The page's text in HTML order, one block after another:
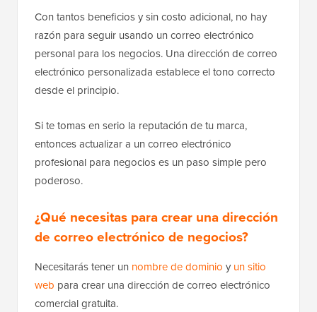
Con tantos beneficios y sin costo adicional, no hay
razón para seguir usando un correo electrónico
personal para los negocios. Una dirección de correo
electrónico personalizada establece el tono correcto
desde el principio.
Si te tomas en serio la reputación de tu marca,
entonces actualizar a un correo electrónico
profesional para negocios es un paso simple pero
poderoso.
¿Qué necesitas para crear una dirección
de correo electrónico de negocios?
Necesitarás tener un nombre de dominio y un sitio
web para crear una dirección de correo electrónico
comercial gratuita.